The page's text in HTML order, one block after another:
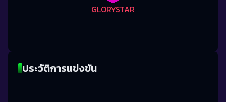
GLORYSTAR
ประวัติการแข่งขัน